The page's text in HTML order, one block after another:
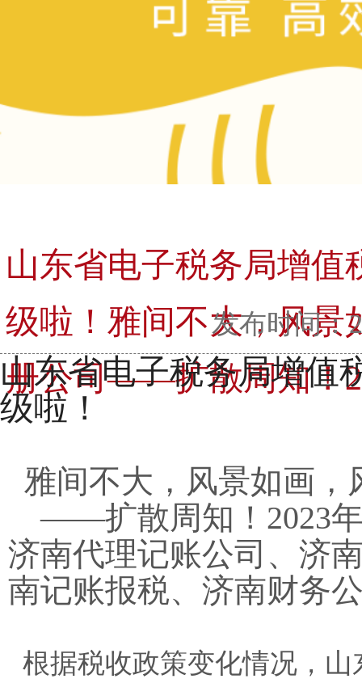
山东省电子税务局增值
级啦！雅间不大，风景
册公司——扩散周知！
发布时间：
山东省电子税务局增值
级啦！
雅间不大，风景如画
——扩散周知！2023
济南代理记账公司、济
南记账报税、济南财务
根据税收政策变化情况，